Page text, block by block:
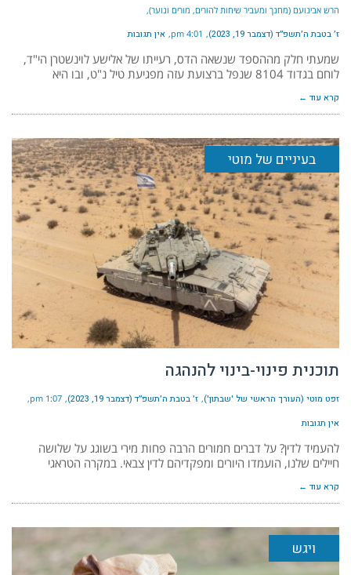
הרש אבינועם (מחנך ומעביר שיחות להורים, מורים ונוער)
ז׳ בטבת ה׳תשפ״ד (דצמבר 19, 2023) 4:01 pm אין תגובות
שמעתי חלק מההספד שנשאה הדס, רעייתו של אלישע לוינשטרן הי"ד,
לוחם בגדוד 8104 שנפל ברצועת עזה מפגיעת טיל נ"ט, ובו היא
קרא עוד ←
בעיניים של מוטי
תוכנית פינוי-בינוי להנהגה
זפט מוטי (העורך הראשי של 'שבתון') ז׳ בטבת ה׳תשפ״ד (דצמבר 19, 2023) 1:07 pm
אין תגובות
להעמיד לדין? על דברים חמורים הרבה פחות מירי בשוגג על שלושה
חיילים שלנו, הועמדו היורים ומפקדיהם לדין צבאי. במקרה הטראגי
קרא עוד ←
ויגש